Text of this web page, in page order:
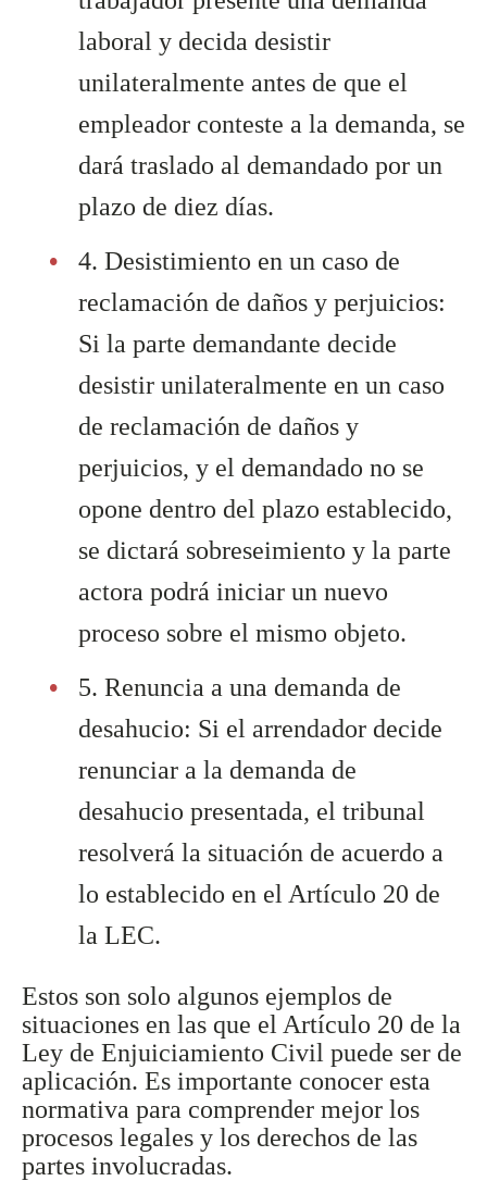
laboral y decida desistir
unilateralmente antes de que el
empleador conteste a la demanda, se
dará traslado al demandado por un
plazo de diez días.
4. Desistimiento en un caso de
reclamación de daños y perjuicios:
Si la parte demandante decide
desistir unilateralmente en un caso
de reclamación de daños y
perjuicios, y el demandado no se
opone dentro del plazo establecido,
se dictará sobreseimiento y la parte
actora podrá iniciar un nuevo
proceso sobre el mismo objeto.
5. Renuncia a una demanda de
desahucio: Si el arrendador decide
renunciar a la demanda de
desahucio presentada, el tribunal
resolverá la situación de acuerdo a
lo establecido en el Artículo 20 de
la LEC.
Estos son solo algunos ejemplos de
situaciones en las que el Artículo 20 de la
Ley de Enjuiciamiento Civil puede ser de
aplicación. Es importante conocer esta
normativa para comprender mejor los
procesos legales y los derechos de las
partes involucradas.